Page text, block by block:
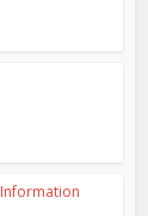
Information